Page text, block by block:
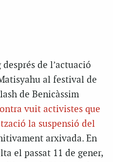
de l’actuació
al festival de
de Benicàssim
vuit activistes que
la suspensió del
arxivada. En
el passat 11 de gener,